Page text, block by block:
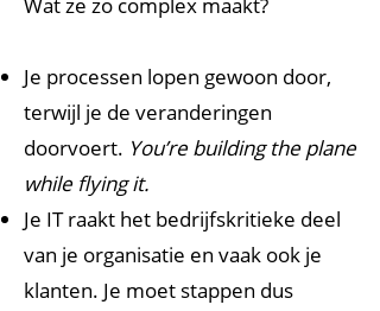
Je processen lopen gewoon door,
terwijl je de veranderingen
doorvoert. You’re building the plane
while flying it.
Je IT raakt het bedrijfskritieke deel
van je organisatie en vaak ook je
klanten. Je moet stappen dus